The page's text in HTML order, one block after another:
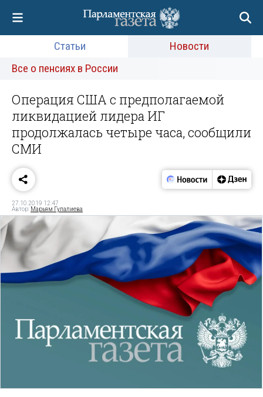
Статьи
Новости
Все о пенсиях в России
Операция США с предполагаемой
ликвидацией лидера ИГ
продолжалась четыре часа, сообщили
СМИ
27.10.2019 12:47
Автор: Марьям Гулалиева